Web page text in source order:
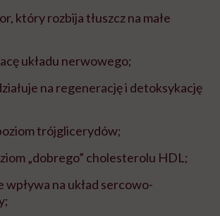
który rozbija tłuszcz na małe
układu nerwowego;
na regenerację i detoksykację
trójglicerydów;
„dobrego” cholesterolu HDL;
na układ sercowo-